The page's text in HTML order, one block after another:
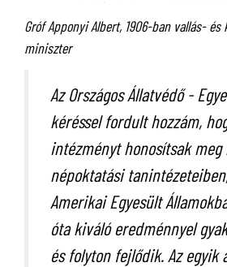
Gróf Apponyi Albert, 1906-ban vallás- és
miniszter
Az Országos Állatvédő -
kéréssel fordult hozzám,
intézményt honosítsak meg
népoktatási
Amerikai Egyesült
óta kiváló eredménnyel
és folyton fejlődik. Az egyik